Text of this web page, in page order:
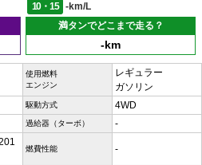
10・15
-km/L
満タンでどこまで走る？
-km
使用燃料
エンジン
レギュラー
ガソリン
駆動方式 4WD
過給器（ターボ） -
燃費性能 -